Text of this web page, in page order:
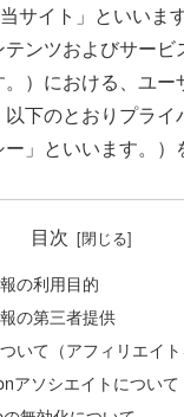
サイト」といいま
テンツおよびサー
）における、ユ
下のとおりプライ
ー」といいます。）
目次
の利用目的
の第三者提供
いて（アフィリエイト
アソシエイトについて